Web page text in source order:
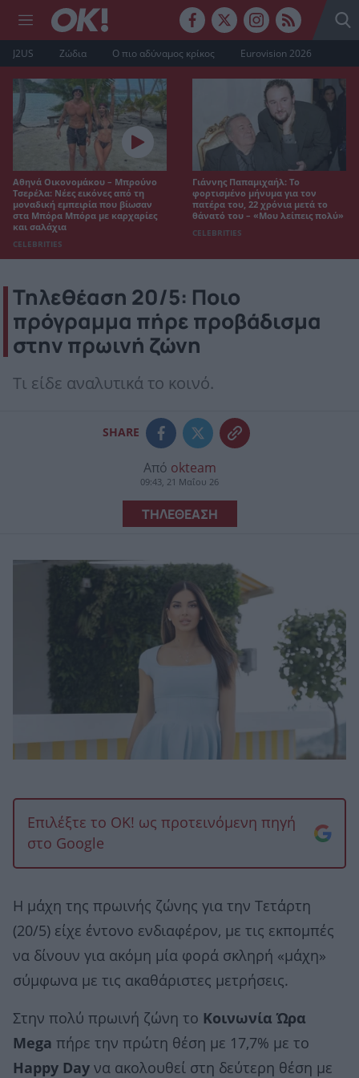
J2US Ζώδια Ο πιο αδύναμος κρίκος Eurovision 2026
Αθηνά Οικονομάκου – Μπρούνο
Τσερέλα: Νέες εικόνες από τη
μοναδική εμπειρία που βίωσαν
στα Μπόρα Μπόρα με καρχαρίες
και σαλάχια
CELEBRITIES
Γιάννης Παπαμιχαήλ: Το
φορτισμένο μήνυμα για τον
πατέρα του, 22 χρόνια μετά το
θάνατό του – «Μου λείπεις πολύ»
CELEBRITIES
Τηλεθέαση 20/5: Ποιο
πρόγραμμα πήρε προβάδισμα
στην πρωινή ζώνη
Τι είδε αναλυτικά το κοινό.
SHARE
Από okteam
09:43, 21 Μαΐου 26
ΤΗΛΕΘΕΑΣΗ
Επιλέξτε το OK! ως προτεινόμενη πηγή
στο Google
Η μάχη της πρωινής ζώνης για την Τετάρτη
(20/5) είχε έντονο ενδιαφέρον, με τις εκπομπές
να δίνουν για ακόμη μία φορά σκληρή «μάχη»
σύμφωνα με τις ακαθάριστες μετρήσεις.
Στην πολύ πρωινή ζώνη το Κοινωνία Ώρα
Μega πήρε την πρώτη θέση με 17,7% με το
Happy Day να ακολουθεί στη δεύτερη θέση με